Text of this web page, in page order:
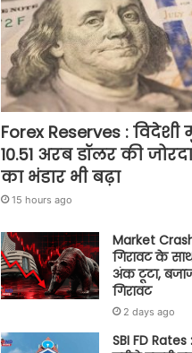
Forex Reserves : विदेशी
10.51 अरब डॉलर की
का भंडार भी बढ़ा
15 hours ago
Market
गिरावट के
अंक टूटा,
गिरावट
2 days ago
SBI FD